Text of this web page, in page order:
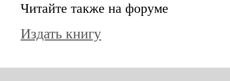
Читайте также на форуме
Издать книгу